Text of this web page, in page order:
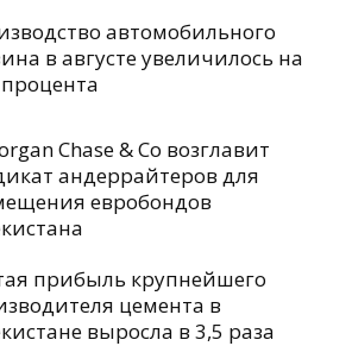
автомобильного
в августе увеличилось на
Chase & Co возглавит
андеррайтеров для
евробондов
прибыль крупнейшего
цемента в
выросла в 3,5 раза